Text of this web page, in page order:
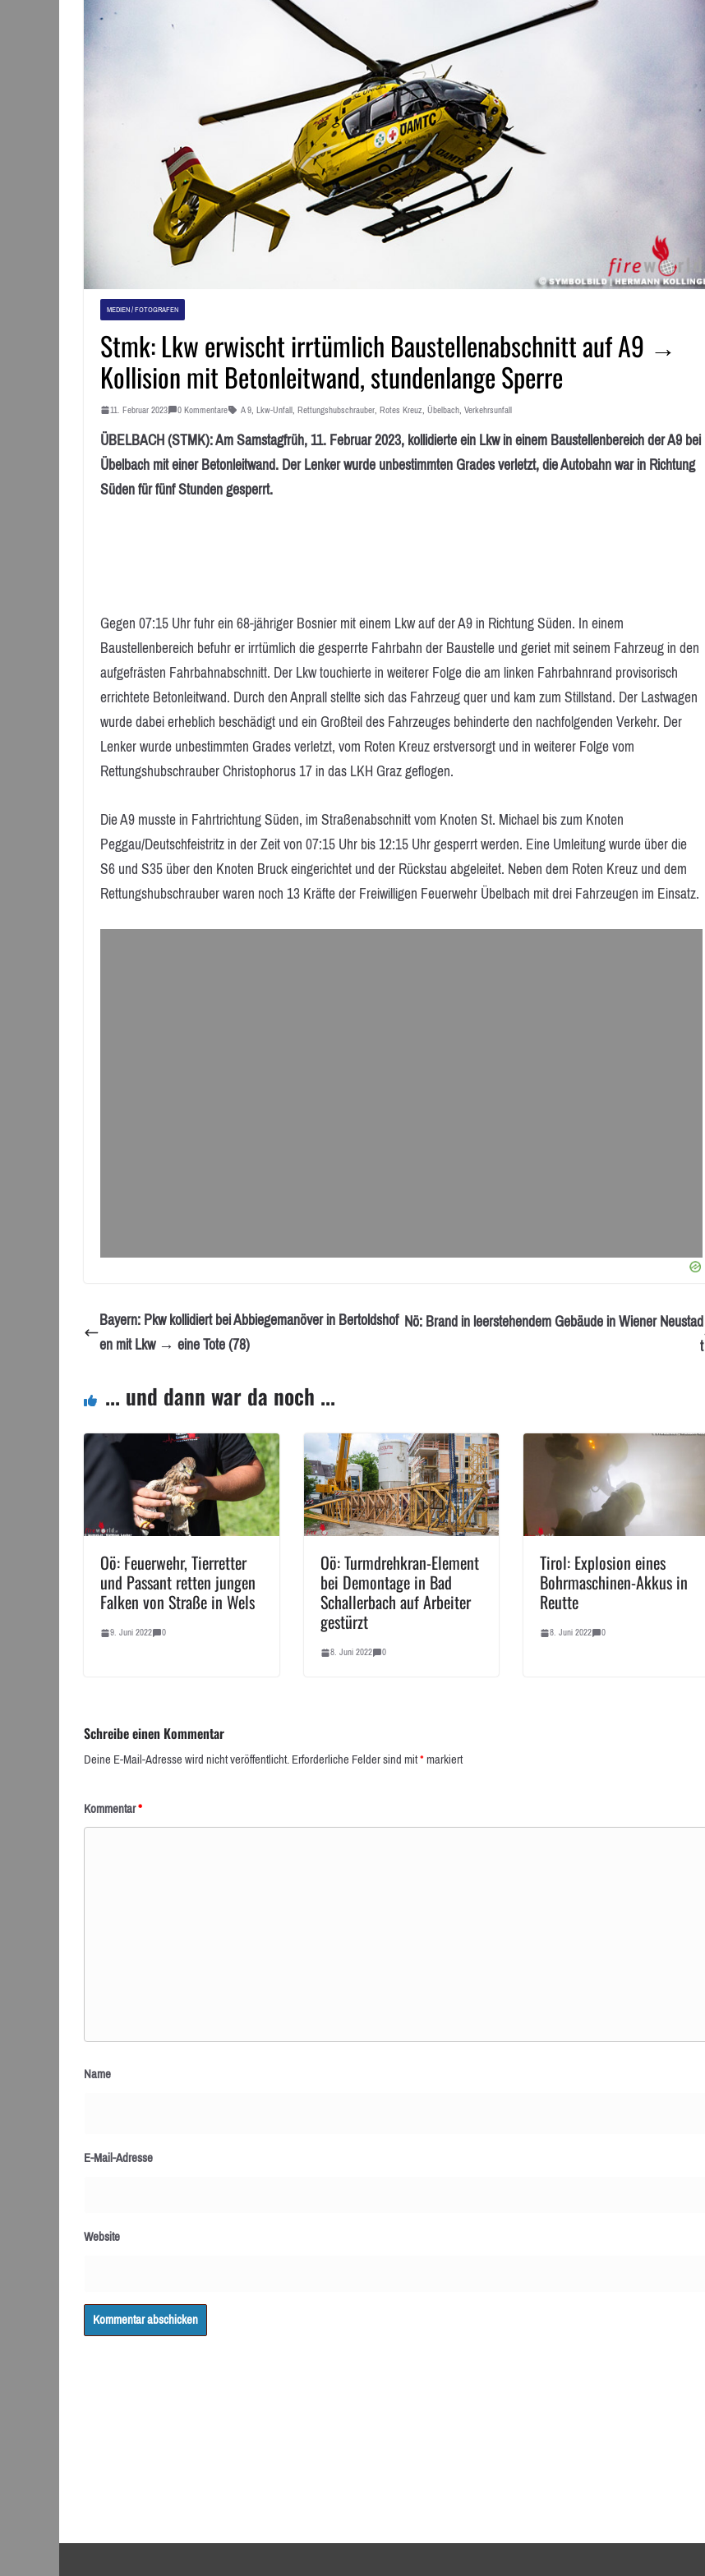
MEDIEN / FOTOGRAFEN
Stmk: Lkw erwischt irrtümlich Baustellenabschnitt auf A9 →
Kollision mit Betonleitwand, stundenlange Sperre
11. Februar 2023 0 Kommentare A 9, Lkw-Unfall, Rettungshubschrauber, Rotes Kreuz, Übelbach, Verkehrsunfall
ÜBELBACH (STMK): Am Samstagfrüh, 11. Februar 2023, kollidierte ein Lkw in einem Baustellenbereich der A9 bei
Übelbach mit einer Betonleitwand. Der Lenker wurde unbestimmten Grades verletzt, die Autobahn war in Richtung
Süden für fünf Stunden gesperrt.
Gegen 07:15 Uhr fuhr ein 68-jähriger Bosnier mit einem Lkw auf der A9 in Richtung Süden. In einem
Baustellenbereich befuhr er irrtümlich die gesperrte Fahrbahn der Baustelle und geriet mit seinem Fahrzeug in den
aufgefrästen Fahrbahnabschnitt. Der Lkw touchierte in weiterer Folge die am linken Fahrbahnrand provisorisch
errichtete Betonleitwand. Durch den Anprall stellte sich das Fahrzeug quer und kam zum Stillstand. Der Lastwagen
wurde dabei erheblich beschädigt und ein Großteil des Fahrzeuges behinderte den nachfolgenden Verkehr. Der
Lenker wurde unbestimmten Grades verletzt, vom Roten Kreuz erstversorgt und in weiterer Folge vom
Rettungshubschrauber Christophorus 17 in das LKH Graz geflogen.
Die A9 musste in Fahrtrichtung Süden, im Straßenabschnitt vom Knoten St. Michael bis zum Knoten
Peggau/Deutschfeistritz in der Zeit von 07:15 Uhr bis 12:15 Uhr gesperrt werden. Eine Umleitung wurde über die
S6 und S35 über den Knoten Bruck eingerichtet und der Rückstau abgeleitet. Neben dem Roten Kreuz und dem
Rettungshubschrauber waren noch 13 Kräfte der Freiwilligen Feuerwehr Übelbach mit drei Fahrzeugen im Einsatz.
Bayern: Pkw kollidiert bei Abbiegemanöver in Bertoldshof
en mit Lkw → eine Tote (78)
Nö: Brand in leerstehendem Gebäude in Wiener Neustad
t
... und dann war da noch ...
Oö: Feuerwehr, Tierretter
und Passant retten jungen
Falken von Straße in Wels
9. Juni 2022 0
Oö: Turmdrehkran-Element
bei Demontage in Bad
Schallerbach auf Arbeiter
gestürzt
8. Juni 2022 0
Tirol: Explosion eines
Bohrmaschinen-Akkus in
Reutte
8. Juni 2022 0
Schreibe einen Kommentar
Deine E-Mail-Adresse wird nicht veröffentlicht.Erforderliche Felder sind mit*markiert
Kommentar*
Name
E-Mail-Adresse
Website